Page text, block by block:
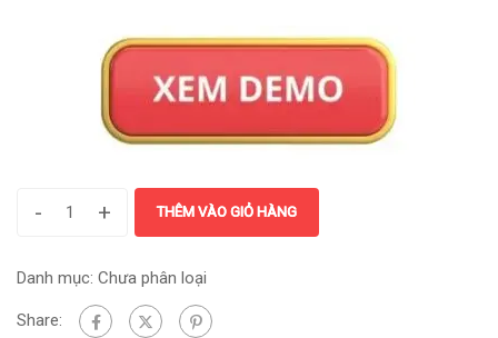
- + THÊM VÀO GIỎ HÀNG
Danh mục: Chưa phân loại
Share: